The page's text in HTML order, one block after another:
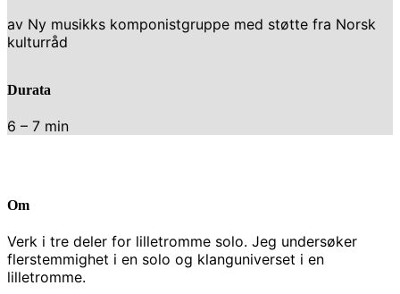
av Ny musikks komponistgruppe med støtte fra Norsk
kulturråd
Durata
6 – 7 min
Om
Verk i tre deler for lilletromme solo. Jeg undersøker
flerstemmighet i en solo og klanguniverset i en
lilletromme.